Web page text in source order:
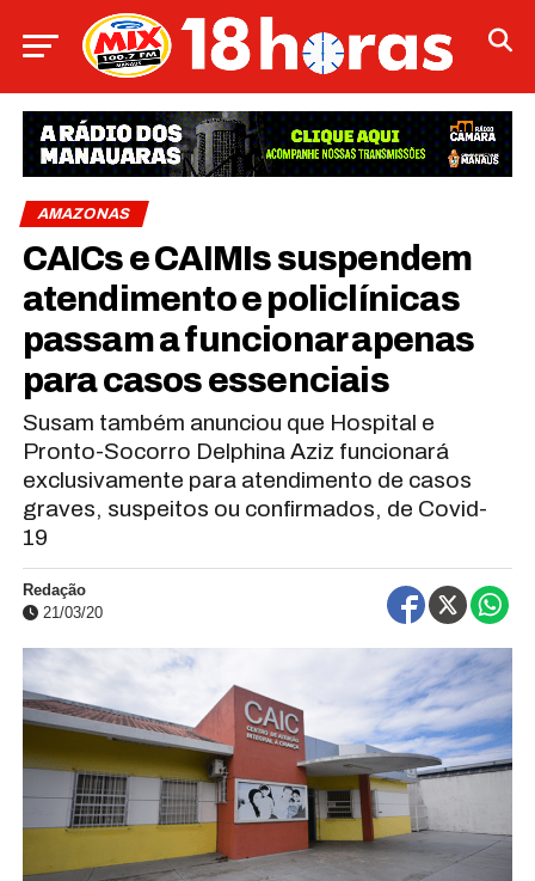
AMAZONAS
CAICs e CAIMIs suspendem
atendimento e policlínicas
passam a funcionar apenas
para casos essenciais
Susam também anunciou que Hospital e
Pronto-Socorro Delphina Aziz funcionará
exclusivamente para atendimento de casos
graves, suspeitos ou confirmados, de Covid-
19
Redação
21/03/20